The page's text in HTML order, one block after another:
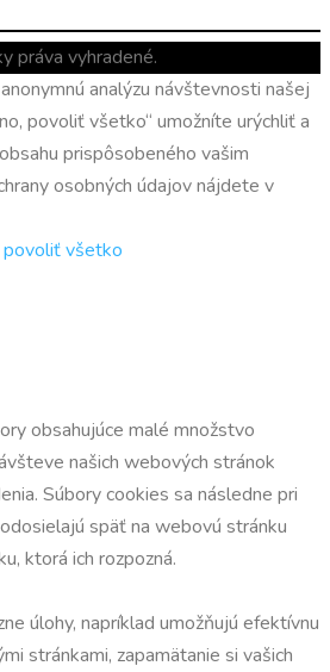
práva vyhradené.
analýzu návštevnosti našej
povoliť všetko“ umožníte urýchliť a
prispôsobeného vašim
osobných údajov nájdete v
povoliť všetko
obsahujúce malé množstvo
našich webových stránok
Súbory cookies sa následne pri
späť na webovú stránku
ktorá ich rozpozná.
úlohy, napríklad umožňujú efektívnu
stránkami, zapamätanie si vašich